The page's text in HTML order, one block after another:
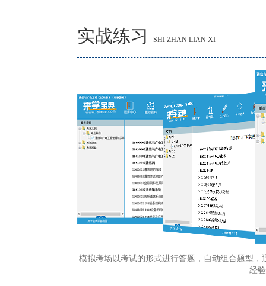
实战练习 SHI ZHAN LIAN XI
模拟考场以考试的形式进行答题，自动组合题型
经